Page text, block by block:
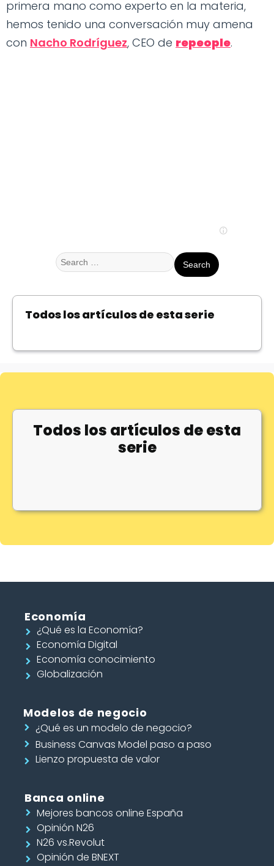
primera mano como experto en la materia,
hemos tenido una conversación muy amena
con Nacho Rodríguez, CEO de repeople.
Search
Todos los artículos de esta serie
Todos los artículos de esta
serie
Economía
¿Qué es la Economía?
Economía Digital
Economía conocimiento
Globalización
Modelos de negocio
¿Qué es un modelo de negocio?
Business Canvas Model paso a paso
Lienzo propuesta de valor
Banca online
Mejores bancos online España
Opinión N26
N26 vs.Revolut
Opinión de BNEXT